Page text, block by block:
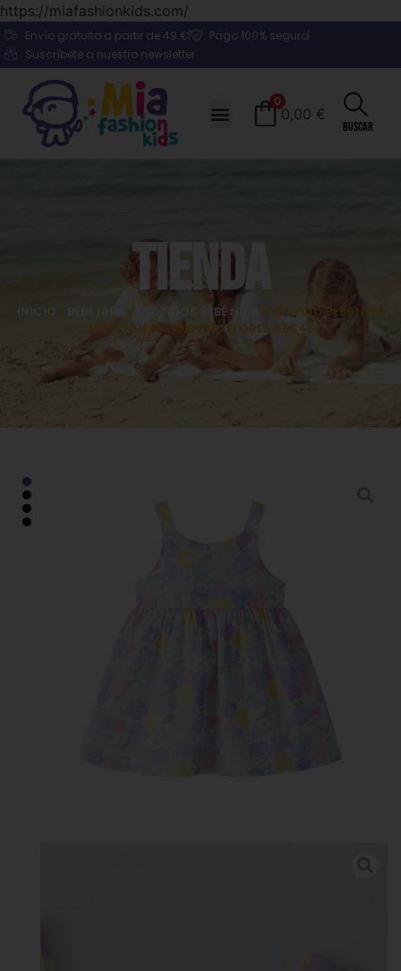
https://miafashionkids.com/
Envío gratuito a partir de 49 €
Pago 100% seguro
Suscríbete a nuestro newsletter
0
0,00 €
Buscar
Tienda
/ / VESTIDOS BEBÉ NIÑA
/ VESTIDO BEBÉ NIÑA
ALGODÓN ESTAMPADO FLORES 95548